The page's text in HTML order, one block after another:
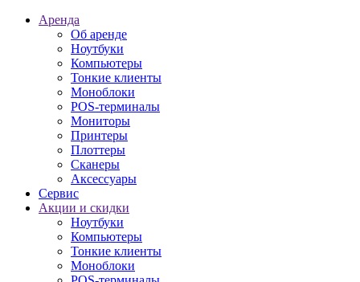
Аренда
Об аренде
Ноутбуки
Компьютеры
Тонкие клиенты
Моноблоки
POS-терминалы
Мониторы
Принтеры
Плоттеры
Сканеры
Аксессуары
Сервис
Акции и скидки
Ноутбуки
Компьютеры
Тонкие клиенты
Моноблоки